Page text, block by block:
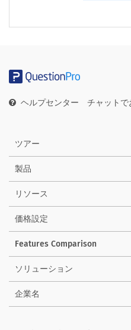
ヘルプセンター チャット
ツアー
製品
リソース
価格設定
Features Comparison
ソリューション
企業名